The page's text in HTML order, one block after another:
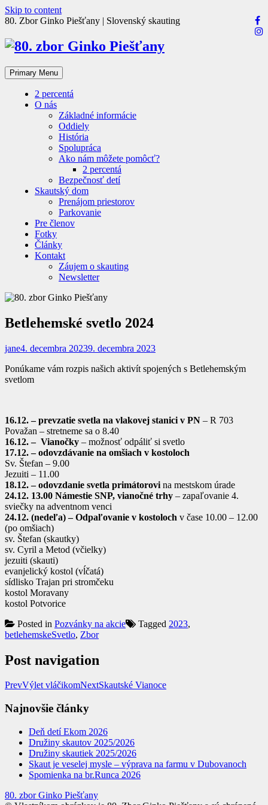
Skip to content
80. Zbor Ginko Piešťany | Slovenský skauting
Primary Menu
2 percentá
O nás
Základné informácie
Oddiely
História
Spolupráca
Ako nám môžete pomôcť?
2 percentá
Bezpečnosť detí
Skautský dom
Prenájom priestorov
Parkovanie
Pre členov
Fotky
Články
Kontakt
Záujem o skauting
Newsletter
Betlehemské svetlo 2024
jane4. decembra 20239. decembra 2023
Ponúkame vám rozpis našich aktivít spojených s Betlehemským
svetlom
16.12. – prevzatie svetla na vlakovej stanici v PN – R 703
Považan – stretneme sa o 8.40
16.12. – Vianočky – možnosť odpáliť si svetlo
17.12. – odovzdávanie na omšiach v kostoloch
Sv. Štefan – 9.00
Jezuiti – 11.00
18.12. – odovzdanie svetla primátorovi na mestskom úrade
24.12. 13.00 Námestie SNP, vianočné trhy – zapaľovanie 4.
sviečky na adventnom venci
24.12. (nedeľa) – Odpaľovanie v kostoloch v čase 10.00 – 12.00
(po omšiach)
sv. Štefan (skautky)
sv. Cyril a Metod (včielky)
jezuiti (skauti)
evanjelický kostol (vĺčatá)
sídlisko Trajan pri stromčeku
kostol Moravany
kostol Potvorice
Posted in Pozvánky na akcie Tagged 2023,
betlehemskeSvetlo, Zbor
Post navigation
PrevVýlet vláčikomNextSkautské Vianoce
Najnovšie články
Deň detí Ekom 2026
Družiny skautov 2025/2026
Družiny skautiek 2025/2026
Skaut je veselej mysle – výprava na farmu v Dubovanoch
Spomienka na br.Runca 2026
80. zbor Ginko Piešťany